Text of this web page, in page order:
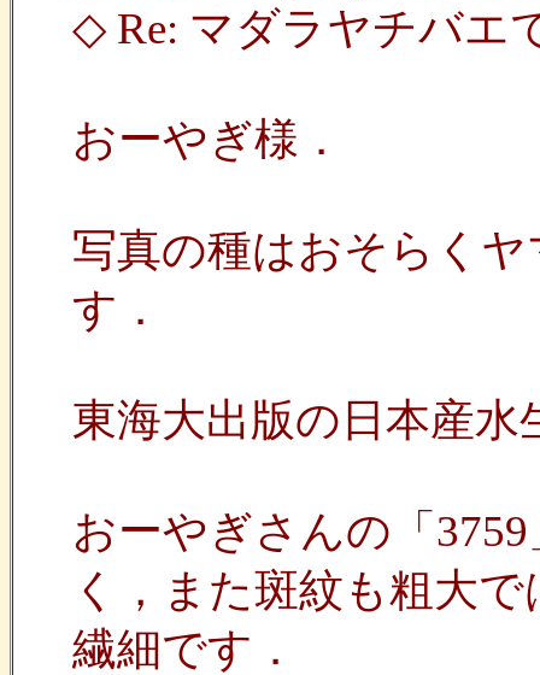
◇ Re: マダラヤチバエ
おーやぎ様．
写真の種はおそらくヤ
す．
東海大出版の日本産
おーやぎさんの「
く，また斑紋も粗大
繊細です．